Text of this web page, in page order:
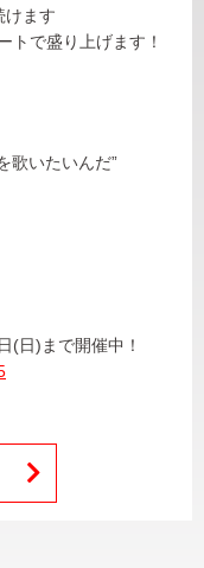
けます
トで盛り上げます！
歌いたいんだ”
(日)まで開催中！